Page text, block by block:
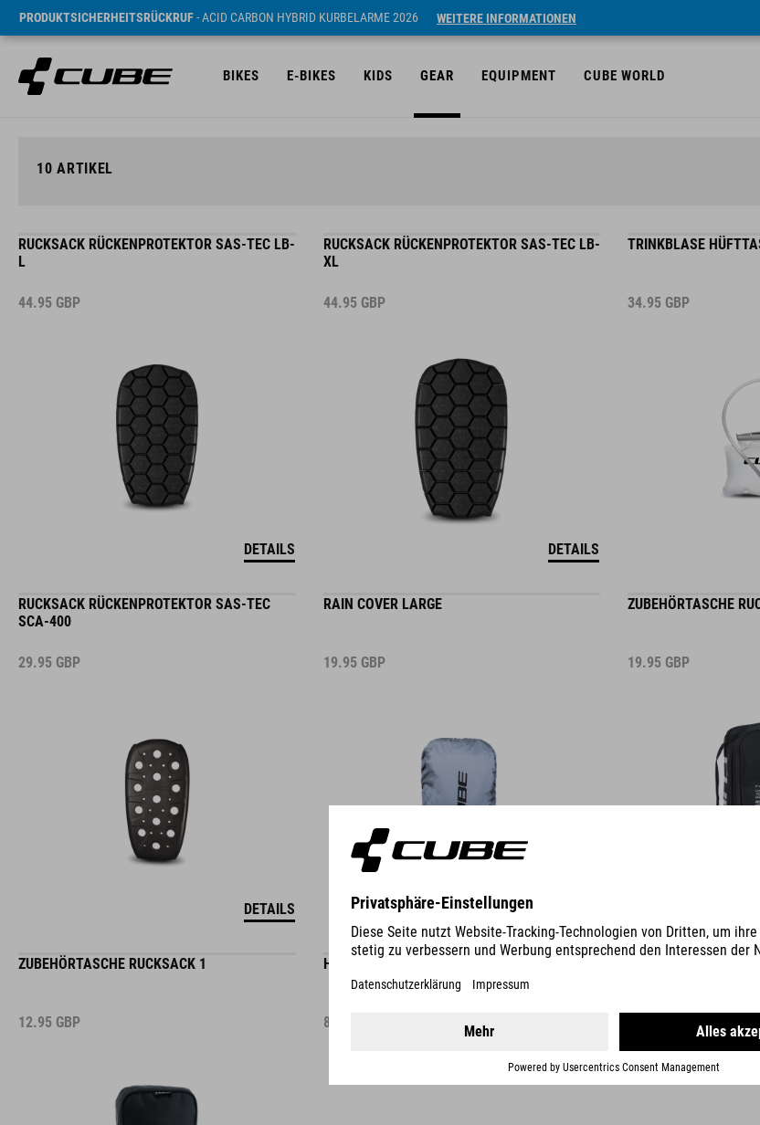
PRODUKTSICHERHEITSRÜCKRUF- ACID CARBON HYBRID KURBELARME 2026 WEITERE INFORMATIONEN
BIKES E-BIKES KIDS GEAR EQUIPMENT CUBE WORLD
10 ARTIKEL
RUCKSACK RÜCKENPROTEKTOR SAS-TEC LB-
L
44.95 GBP
DETAILS
RUCKSACK RÜCKENPROTEKTOR SAS-TEC LB-
XL
44.95 GBP
DETAILS
TRINKBLASE
34.95 GBP
RUCKSACK RÜCKENPROTEKTOR SAS-TEC
SCA-400
29.95 GBP
DETAILS
RAIN COVER LARGE
19.95 GBP
ZUBEHÖRTASCHE
19.95 GBP
ZUBEHÖRTASCHE RUCKSACK 1
12.95 GBP
HÜFTGURTERWEITERUNG
8.95